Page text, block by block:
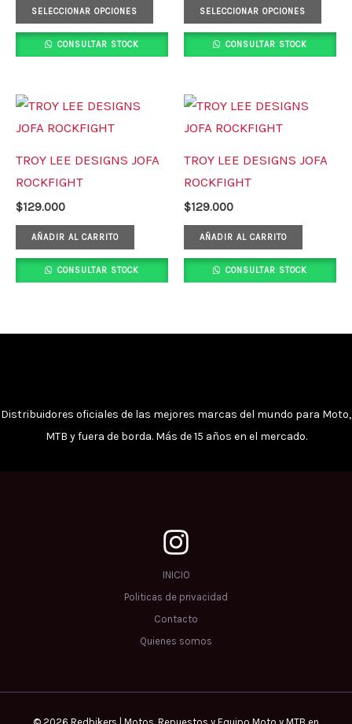
SELECCIONAR OPCIONES
opciones
se
pueden
de
producto
CONSULTAR STOCK
SELECCIONAR OPCIONES
se
de
CONSULTAR STOCK
TROY LEE DESIGNS JOFA
ROCKFIGHT
$129.000
AÑADIR AL CARRITO
CONSULTAR STOCK
TROY LEE DESIGNS JOFA
ROCKFIGHT
$129.000
AÑADIR AL CARRITO
CONSULTAR STOCK
Distribuidores oficiales de las mejores marcas del mundo para Moto,
MTB y fuera de borda. Más de 15 años en el mercado.
INICIO
Politicas de privacidad
Contacto
Quienes somos